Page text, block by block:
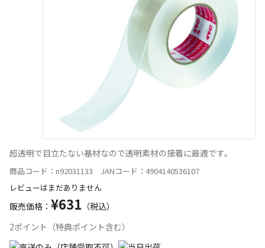
超透明で目立たない基材なので透明素材の接着に最適です。
商品コード：n92031133 JANコード：4904140536107
レビューはまだありません
販売価格： ¥631 （税込）
2ポイント（特典ポイント含む）